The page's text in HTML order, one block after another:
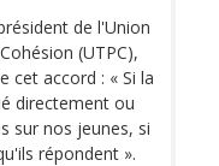
de l'Union
(UTPC),
cet accord : « Si la
directement ou
sur nos jeunes, si
répondent ».